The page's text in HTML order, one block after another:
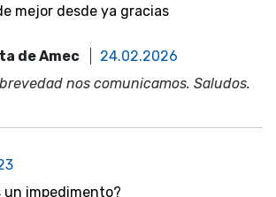
mejor desde ya gracias
de Amec
24.02.2026
nos comunicamos. Saludos.
un impedimento?